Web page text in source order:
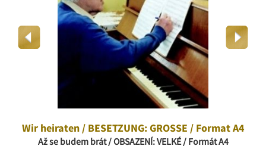
Wir heiraten / BESETZUNG: GROSSE / Format A4
Až se budem brát / OBSAZENÍ: VELKÉ / Formát A4